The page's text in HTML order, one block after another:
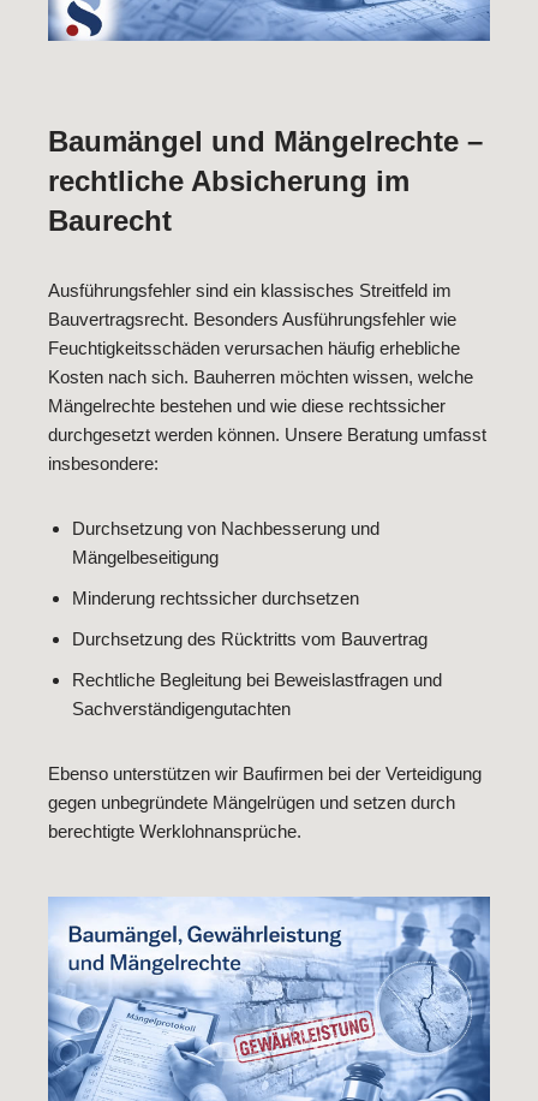
Baumängel und Mängelrechte –
rechtliche Absicherung im
Baurecht
Ausführungsfehler sind ein klassisches Streitfeld im
Bauvertragsrecht. Besonders Ausführungsfehler wie
Feuchtigkeitsschäden verursachen häufig erhebliche
Kosten nach sich. Bauherren möchten wissen, welche
Mängelrechte bestehen und wie diese rechtssicher
durchgesetzt werden können. Unsere Beratung umfasst
insbesondere:
Durchsetzung von Nachbesserung und
Mängelbeseitigung
Minderung rechtssicher durchsetzen
Durchsetzung des Rücktritts vom Bauvertrag
Rechtliche Begleitung bei Beweislastfragen und
Sachverständigengutachten
Ebenso unterstützen wir Baufirmen bei der Verteidigung
gegen unbegründete Mängelrügen und setzen durch
berechtigte Werklohnansprüche.